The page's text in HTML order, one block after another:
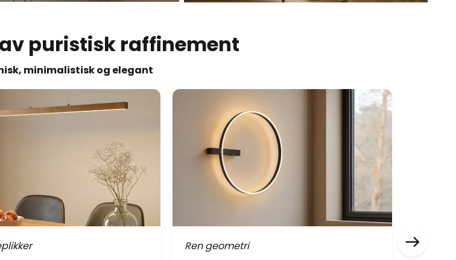
puristisk raffinement
minimalistisk og elegant
Ren geometri
Brun